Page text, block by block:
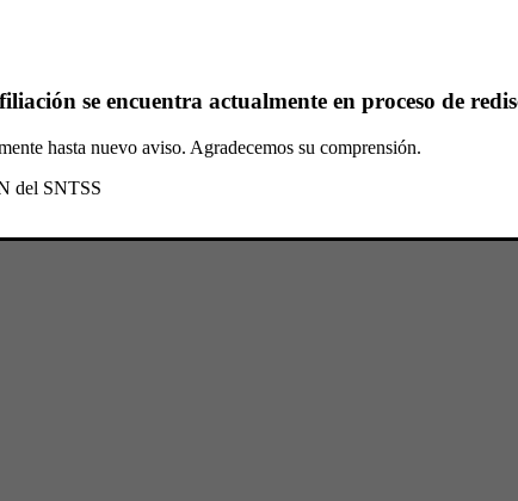
se encuentra actualmente en proceso de
hasta nuevo aviso. Agradecemos su comprensión.
del SNTSS